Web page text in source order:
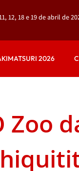
12, 18 e 19 de abril de
2026
Zoo